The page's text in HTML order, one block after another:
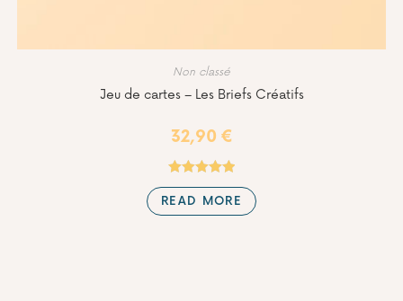
Non classé
Jeu de cartes – Les Briefs Créatifs
32,90 €
Rated4.98
out of 5
READ MORE